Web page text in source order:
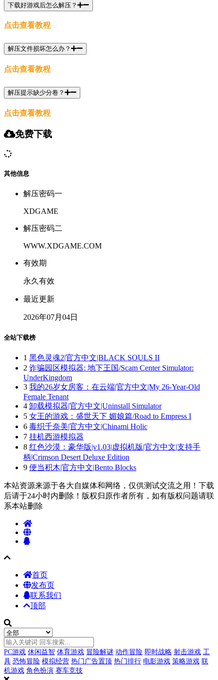
下载好游戏后怎么解压？
点击查看教程
解压文件损坏怎么办？
点击查看教程
解压提示缺少分卷？
点击查看教程
免费下载
其他信息
解压密码一
XDGAME
解压密码二
WWW.XDGAME.COM
有效期
永久有效
最近更新
2026年07月04日
全站下载榜
1 黑色灵魂2|官方中文|BLACK SOULS II
2 诈骗园区模拟器: 地下王国/Scam Center Simulator:
UnderKingdom
3 我的26岁女房客：在云端|官方中文|My 26-Year-Old
Female Tenant
4 卸载模拟器|官方中文|Uninstall Simulator
5 女王的游戏：盛世天下 媚娘篇/Road to Empress I
6 毒织千奈美|官方中文|Chinami Holic
7 挂机西游模拟器
8 红色沙漠：豪华版|v1.03|虚拟机版|官方中文|支持手
柄|Crimson Desert Deluxe Edition
9 便当积木|官方中文|Bento Blocks
本站资源来源于各大自媒体和网络，仅供测试交流之用！下载
后请于24小时内删除！版权归原作者所有，如有版权问题请联
系本站删除
首页
发布页
联系我们
顶部
PC游戏 休闲益智 体育游戏 冒险解谜 动作冒险 即时战略 射击游戏 工
具 恐怖冒险 模拟经营 热门广告置顶 热门排行 电影游戏 策略游戏 联
机游戏 角色扮演 赛车竞技